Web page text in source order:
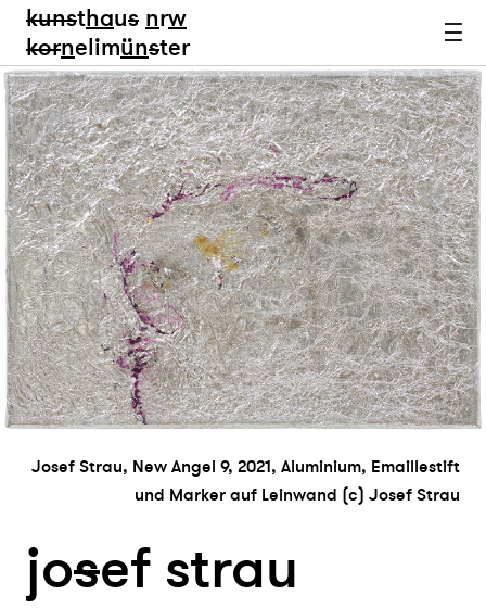
kunsthaus nrw
kornelimünster
Josef Strau, New Angel 9, 2021, Aluminium, Emaillestift
und Marker auf Leinwand (c) Josef Strau
josef strau